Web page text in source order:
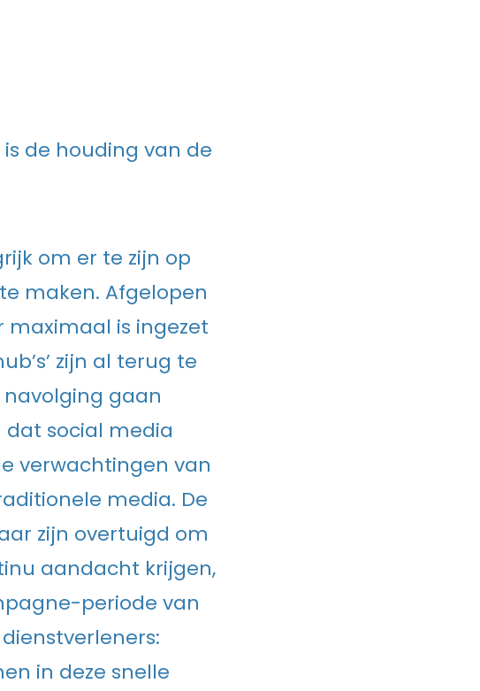
is de houding van de
om er te zijn op
maken. Afgelopen
maximaal is ingezet
zijn al terug te
gaan
dat social media
verwachtingen van
media. De
zijn overtuigd om
aandacht krijgen,
periode van
in deze snelle